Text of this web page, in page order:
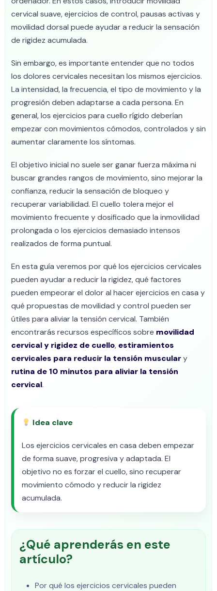
cervical suave, ejercicios de control, pausas activas y
movilidad dorsal puede ayudar a reducir la sensación
de rigidez acumulada.
Sin embargo, es importante entender que no todos
los dolores cervicales necesitan los mismos ejercicios.
La intensidad, la frecuencia, el tipo de movimiento y la
progresión deben adaptarse a cada persona. En
general, los ejercicios para cuello rígido deberían
empezar con movimientos cómodos, controlados y sin
aumentar claramente los síntomas.
El objetivo inicial no suele ser ganar fuerza máxima ni
buscar grandes rangos de movimiento, sino mejorar la
confianza, reducir la sensación de bloqueo y
recuperar variabilidad. El cuello tolera mejor el
movimiento frecuente y dosificado que la inmovilidad
prolongada o los ejercicios demasiado intensos
realizados de forma puntual.
En esta guía veremos por qué los ejercicios cervicales
pueden ayudar a reducir la rigidez, qué factores
pueden empeorar el dolor al hacer ejercicios en casa y
qué propuestas de movilidad y control pueden ser
útiles para aliviar la tensión cervical. También
encontrarás recursos específicos sobre movilidad
cervical y rigidez de cuello, estiramientos
cervicales para reducir la tensión musculary
rutina de 10 minutos para aliviar la tensión
cervical.
Idea clave
Los ejercicios cervicales en casa deben empezar
de forma suave, progresiva y adaptada. El
objetivo no es forzar el cuello, sino recuperar
movimiento cómodo y reducir la rigidez
acumulada.
¿Qué aprenderás en este
artículo?
Por qué los ejercicios cervicales pueden